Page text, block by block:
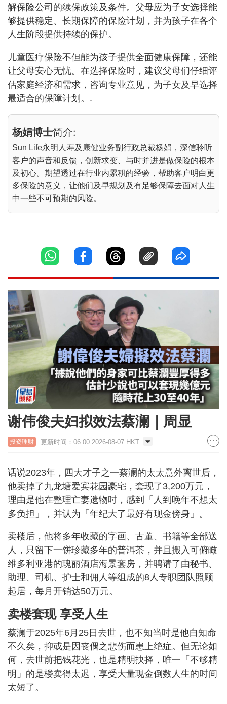
解保险公司的续保政策及条件。父母应为子女选择能
够提供稳定、长期保障的保险计划，并为孩子在各个
人生阶段提供持续的保护。
儿童医疗保险不但能为孩子提供全面健康保障，还能
让父母安心无忧。在选择保险时，建议父母们仔细评
估家庭经济和需求，咨询专业意见，为子女及早选择
最适合的保障计划。.
杨娟博士简介:
Sun Life永明人寿及康健业务副行政总裁杨娟，深信聆听
客户的声音和反馈，创新求变、与时并进是做保险的根本
及初心。期望透过在行业内累积的经验，帮助客户明白更
多保险的意义，让他们及早规划及有足够保障去面对人生
中一些不可预期的风险。
谢伟俊夫妇拟效法蔡澜｜周显
投资理财 更新时间：06:00 2026-08-07 HKT
话说2023年，四大才子之一蔡澜的太太意外离世后，
他卖掉了九龙塘爱宾花园豪宅，套现了3,200万元，
理由是他在整理亡妻遗物时，感到「人到晚年不想太
多负担」，并认为「年纪大了最好有现金傍身」。
卖楼后，他将多年收藏的字画、古董、书籍等全部送
人，只留下一饼珍藏多年的普洱茶，并且搬入可俯瞰
维多利亚港的瑰丽酒店海景套房，并聘请了由秘书、
助理、司机、护士和佣人等组成的8人专职团队照顾
起居，每月开销达50万元。
卖楼套现 享受人生
蔡澜于2025年6月25日去世，也不知当时是他自知命
不久矣，抑或是因丧偶之悲伤而患上绝症。但无论如
何，去世前把钱花光，也是精明抉择，唯一「不够精
明」的是楼卖得太迟，享受大量现金倒数人生的时间
太短了。